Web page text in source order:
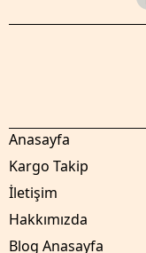
Anasayfa
Kargo Takip
İletişim
Hakkımızda
Blog Anasayfa